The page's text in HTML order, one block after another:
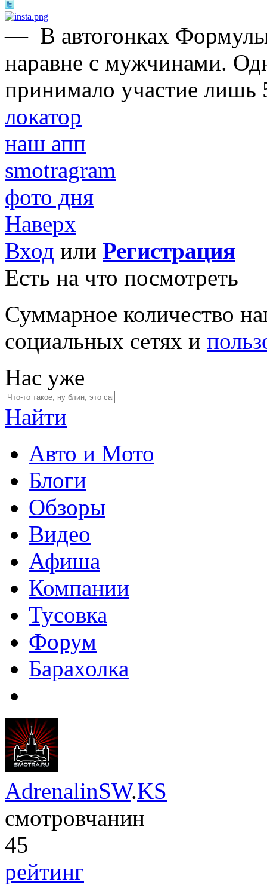
— В автогонках
наравне с мужчинами.
принимало участие
локатор
наш апп
smotragram
фото дня
Наверх
Вход или Регистрация
Есть на что посмотреть
Суммарное количество
социальных сетях и
Нас уже
Найти
Авто и Мото
Блоги
Обзоры
Видео
Афиша
Компании
Тусовка
Форум
Барахолка
AdrenalinSW.KS
смотровчанин
45
рейтинг